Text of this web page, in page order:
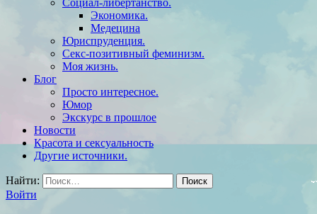
Социал-либертанство.
Экономика.
Медецина
Юриспруденция.
Секс-позитивный феминизм.
Моя жизнь.
Блог
Просто интересное.
Юмор
Экскурс в прошлое
Новости
Красота и сексуальность
Другие источники.
Найти:
Войти